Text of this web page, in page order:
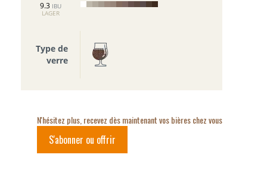
9.3 IBU
LAGER
Type de
verre
N'hésitez plus, recevez dès maintenant vos bières chez vous
S'abonner ou offrir